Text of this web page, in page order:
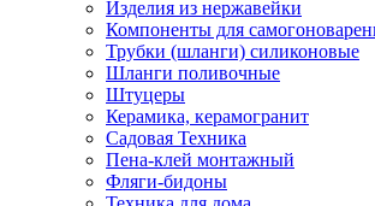
Изделия из нержавейки
Компоненты для
Трубки (шланги) силиконовые
Шланги поливочные
Штуцеры
Керамика, керамогранит
Садовая Техника
Пена-клей монтажный
Фляги-бидоны